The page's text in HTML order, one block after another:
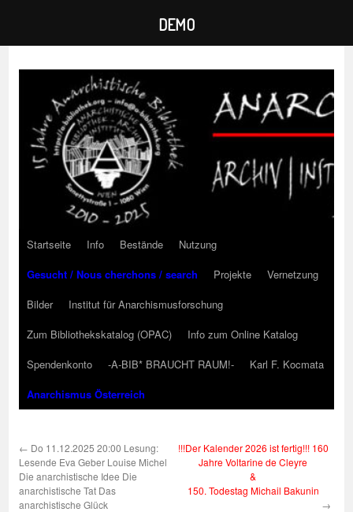
Startseite Info Bestände
Nutzung
Gesucht / Nous cherchons / search
Projekte
Vernetzung
Bilder
Institut für Anarchismusforschung
Zum Bibliothekskatalog (OPAC)
Info zum Online Katalog
Spendenkonto
-A-BIB* BRAUCHT RAUM!-
Karl F. Kocmata
Anarchismus Österreich
← Do 11.12.2025 20:00 Lesung:
Lesende Eva Geber Louise Michel
Die anarchistische Idee Die
anarchistische Tat Das
anarchistische Glück
!!!Der Kalender 2026 ist fertig!!! 160
Jahre Voltarine de Cleyre
&
150. Todestag Michail Bakunin
→
DEMO